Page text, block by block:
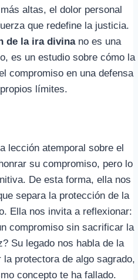
altas, el dolor personal
que redefine la justicia.
de la ira divinano es una
es un estudio sobre cómo la
compromiso en una defensa
límites.
lección atemporal sobre el
su compromiso, pero lo
De esta forma, ella nos
separa la protección de la
Ella nos invita a reflexionar:
compromiso sin sacrificar la
Su legado nos habla de la
protectora de algo sagrado,
concepto te ha fallado.